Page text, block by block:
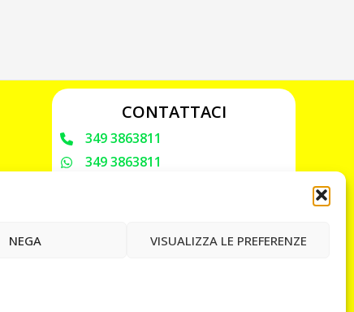
NEGA VISUALIZZA LE PREFERENZE
CONTATTACI
349 3863811
349 3863811